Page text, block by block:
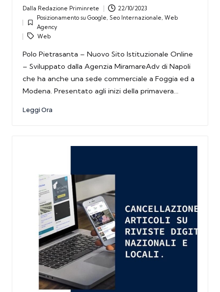
Posted
by
Dalla Redazione Priminrete 22/10/2023
Posted
in
Posizionamento su Google, Seo Internazionale, Web
Agency
Tags:
Web
Polo Pietrasanta – Nuovo Sito Istituzionale Online
– Sviluppato dalla Agenzia MiramareAdv di Napoli
che ha anche una sede commerciale a Foggia ed a
Modena. Presentato agli inizi della primavera…
Leggi Ora